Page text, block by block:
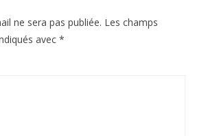
ne sera pas publiée. Les champs
avec *